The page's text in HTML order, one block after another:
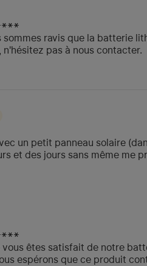
ravis que la batterie
pas à nous contacter.
un petit panneau solaire
et des jours sans même me
êtes satisfait de notre
espérons que ce produit